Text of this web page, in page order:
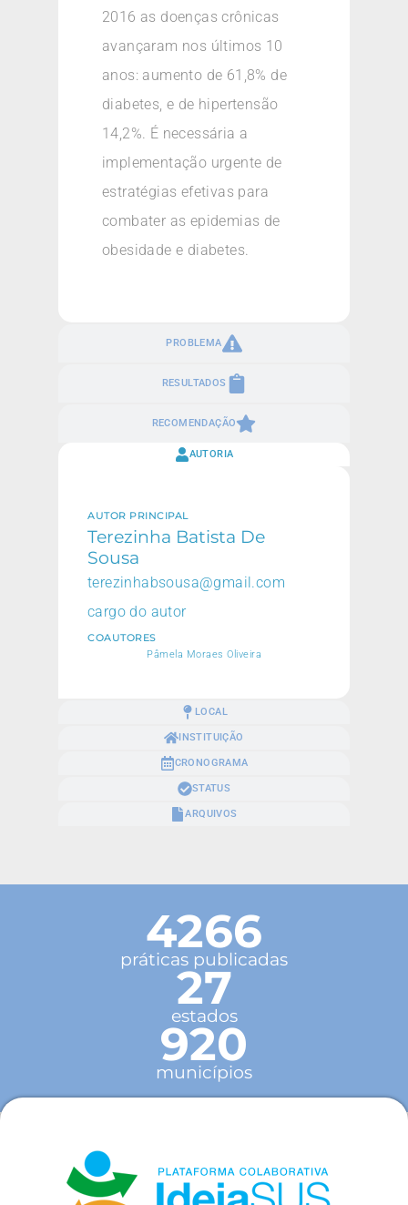
PROBLEMA
RESULTADOS
RECOMENDAÇÃO
2016 as doenças crônicas
avançaram nos últimos 10
anos: aumento de 61,8% de
diabetes, e de hipertensão
14,2%. É necessária a
implementação urgente de
estratégias efetivas para
combater as epidemias de
obesidade e diabetes.
AUTORIA
LOCAL
INSTITUIÇÃO
CRONOGRAMA
STATUS
ARQUIVOS
AUTOR PRINCIPAL
Terezinha Batista De
Sousa
terezinhabsousa@gmail.com
cargo do autor
COAUTORES
Pâmela Moraes Oliveira
4266
práticas publicadas
27
estados
920
municípios